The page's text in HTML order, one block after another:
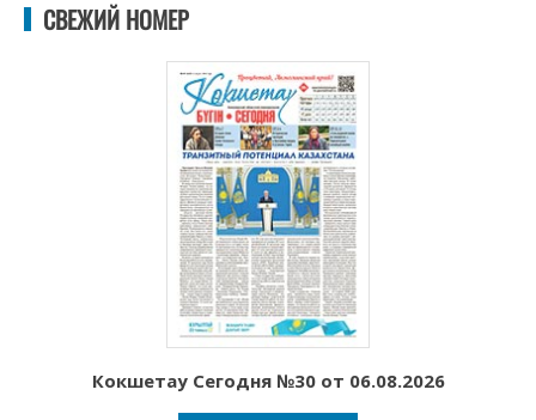
СВЕЖИЙ НОМЕР
Кокшетау Сегодня №30 от 06.08.2026